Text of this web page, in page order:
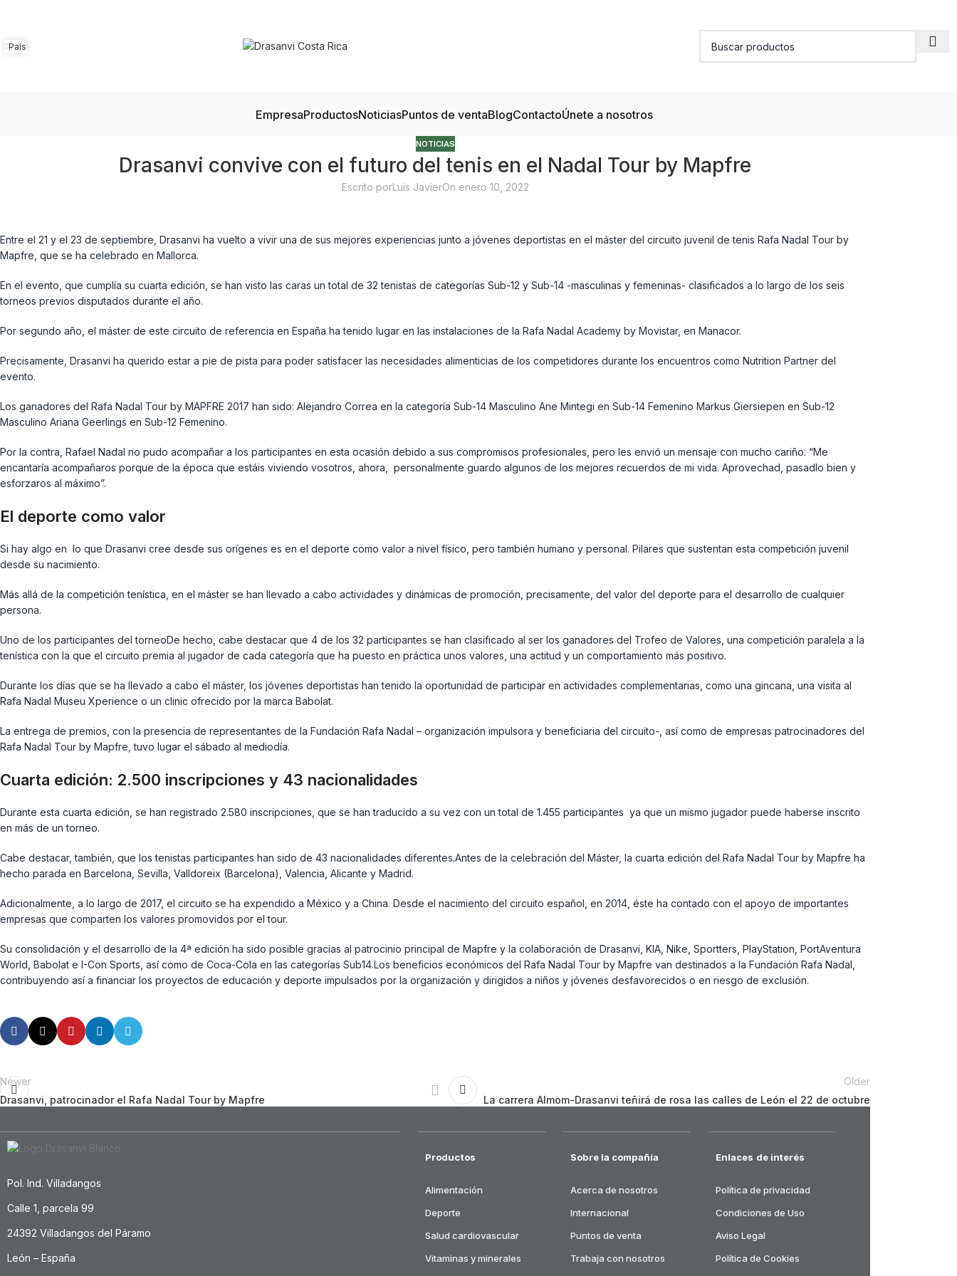
País
EmpresaProductosNoticiasPuntos de ventaBlogContactoÚnete a nosotros
NOTICIAS
Drasanvi convive con el futuro del tenis en el Nadal Tour by Mapfre
Escrito porLuis JavierOn enero 10, 2022
Entre el 21 y el 23 de septiembre, Drasanvi ha vuelto a vivir una de sus mejores experiencias junto a jóvenes deportistas en el máster del circuito juvenil de tenis Rafa Nadal Tour by
Mapfre, que se ha celebrado en Mallorca.
En el evento, que cumplía su cuarta edición, se han visto las caras un total de 32 tenistas de categorías Sub-12 y Sub-14 -masculinas y femeninas- clasificados a lo largo de los seis
torneos previos disputados durante el año.
Por segundo año, el máster de este circuito de referencia en España ha tenido lugar en las instalaciones de la Rafa Nadal Academy by Movistar, en Manacor.
Precisamente, Drasanvi ha querido estar a pie de pista para poder satisfacer las necesidades alimenticias de los competidores durante los encuentros como Nutrition Partner del
evento.
Los ganadores del Rafa Nadal Tour by MAPFRE 2017 han sido: Alejandro Correa en la categoría Sub-14 Masculino Ane Mintegi en Sub-14 Femenino Markus Giersiepen en Sub-12
Masculino Ariana Geerlings en Sub-12 Femenino.
Por la contra, Rafael Nadal no pudo acompañar a los participantes en esta ocasión debido a sus compromisos profesionales, pero les envió un mensaje con mucho cariño: “Me
encantaría acompañaros porque de la época que estáis viviendo vosotros, ahora, personalmente guardo algunos de los mejores recuerdos de mi vida. Aprovechad, pasadlo bien y
esforzaros al máximo”.
El deporte como valor
Si hay algo en lo que Drasanvi cree desde sus orígenes es en el deporte como valor a nivel físico, pero también humano y personal. Pilares que sustentan esta competición juvenil
desde su nacimiento.
Más allá de la competición tenística, en el máster se han llevado a cabo actividades y dinámicas de promoción, precisamente, del valor del deporte para el desarrollo de cualquier
persona.
Uno de los participantes del torneoDe hecho, cabe destacar que 4 de los 32 participantes se han clasificado al ser los ganadores del Trofeo de Valores, una competición paralela a la
tenística con la que el circuito premia al jugador de cada categoría que ha puesto en práctica unos valores, una actitud y un comportamiento más positivo.
Durante los días que se ha llevado a cabo el máster, los jóvenes deportistas han tenido la oportunidad de participar en actividades complementarias, como una gincana, una visita al
Rafa Nadal Museu Xperience o un clinic ofrecido por la marca Babolat.
La entrega de premios, con la presencia de representantes de la Fundación Rafa Nadal – organización impulsora y beneficiaria del circuito-, así como de empresas patrocinadores del
Rafa Nadal Tour by Mapfre, tuvo lugar el sábado al mediodía.
Cuarta edición: 2.500 inscripciones y 43 nacionalidades
Durante esta cuarta edición, se han registrado 2.580 inscripciones, que se han traducido a su vez con un total de 1.455 participantes ya que un mismo jugador puede haberse inscrito
en más de un torneo.
Cabe destacar, también, que los tenistas participantes han sido de 43 nacionalidades diferentes.Antes de la celebración del Máster, la cuarta edición del Rafa Nadal Tour by Mapfre ha
hecho parada en Barcelona, Sevilla, Valldoreix (Barcelona), Valencia, Alicante y Madrid.
Adicionalmente, a lo largo de 2017, el circuito se ha expendido a México y a China. Desde el nacimiento del circuito español, en 2014, éste ha contado con el apoyo de importantes
empresas que comparten los valores promovidos por el tour.
Su consolidación y el desarrollo de la 4ª edición ha sido posible gracias al patrocinio principal de Mapfre y la colaboración de Drasanvi, KIA, Nike, Sportters, PlayStation, PortAventura
World, Babolat e I-Con Sports, así como de Coca-Cola en las categorías Sub14.Los beneficios económicos del Rafa Nadal Tour by Mapfre van destinados a la Fundación Rafa Nadal,
contribuyendo así a financiar los proyectos de educación y deporte impulsados por la organización y dirigidos a niños y jóvenes desfavorecidos o en riesgo de exclusión.
Newer
Drasanvi, patrocinador el Rafa Nadal Tour by Mapfre
Older
La carrera Almom-Drasanvi teñirá de rosa las calles de León el 22 de octubre
Pol. Ind. Villadangos
Calle 1, parcela 99
24392 Villadangos del Páramo
León – España
Productos
Alimentación
Deporte
Salud cardiovascular
Vitaminas y minerales
Sobre la compañía
Acerca de nosotros
Internacional
Puntos de venta
Trabaja con nosotros
Enlaces de interés
Política de privacidad
Condiciones de Uso
Aviso Legal
Política de Cookies